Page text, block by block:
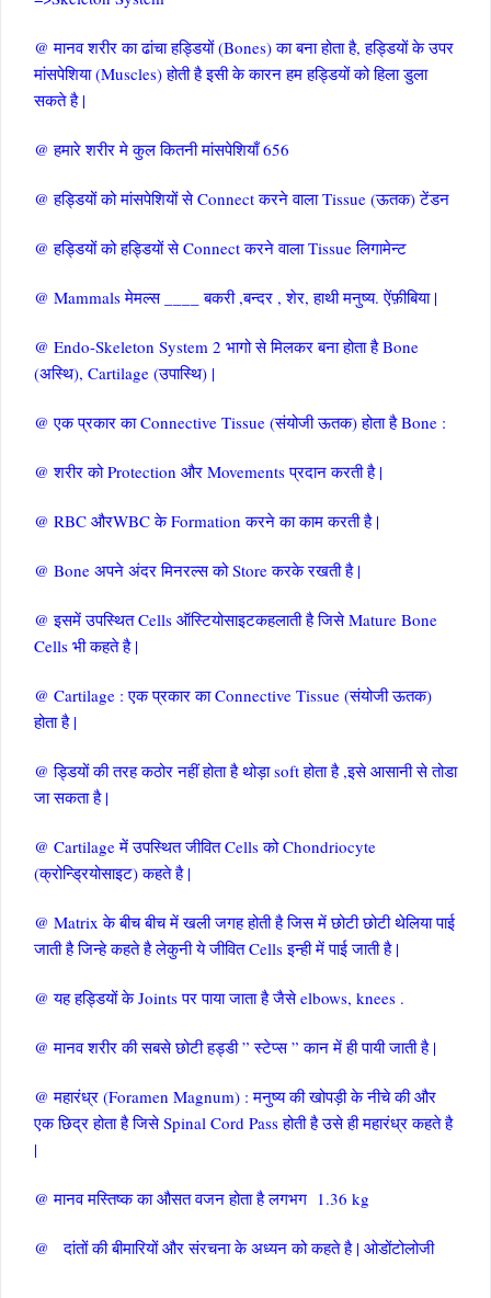
@ मानव शरीर का ढांचा हड्डियों (Bones) का बना होता है, हड्डियों के उपर
मांसपेशिया (Muscles) होती है इसी के कारन हम हड्डियों को हिला डुला
सकते है |
@ हमारे शरीर मे कुल कितनी मांसपेशियाँ 656
@ हड्डियों को मांसपेशियों से Connect करने वाला Tissue (ऊतक) टेंडन
@ हड्डियों को हड्डियों से Connect करने वाला Tissue लिगामेन्ट
@ Mammals मेमल्स ____ बकरी ,बन्दर , शेर, हाथी मनुष्य. ऐंफ़ीबिया |
@ Endo-Skeleton System 2 भागो से मिलकर बना होता है Bone
(अस्थि), Cartilage (उपास्थि) |
@ एक प्रकार का Connective Tissue (संयोजी ऊतक) होता है Bone :
@ शरीर को Protection और Movements प्रदान करती है |
@ RBC औरWBC के Formation करने का काम करती है |
@ Bone अपने अंदर मिनरल्स को Store करके रखती है |
@ इसमें उपस्थित Cells ऑस्टियोसाइटकहलाती है जिसे Mature Bone
Cells भी कहते है |
@ Cartilage : एक प्रकार का Connective Tissue (संयोजी ऊतक)
होता है |
@ ड्डियों की तरह कठोर नहीं होता है थोड़ा soft होता है ,इसे आसानी से तोडा
जा सकता है |
@ Cartilage में उपस्थित जीवित Cells को Chondriocyte
(क्रोन्ड्रियोसाइट) कहते है |
@ Matrix के बीच बीच में खली जगह होती है जिस में छोटी छोटी थेलिया पाई
जाती है जिन्हे कहते है लेकुनी ये जीवित Cells इन्ही में पाई जाती है |
@ यह हड्डियों के Joints पर पाया जाता है जैसे elbows, knees .
@ मानव शरीर की सबसे छोटी हड्डी ” स्टेप्स ” कान में ही पायी जाती है |
@ महारंध्र (Foramen Magnum) : मनुष्य की खोपड़ी के नीचे की और
एक छिद्र होता है जिसे Spinal Cord Pass होती है उसे ही महारंध्र कहते है
|
@ मानव मस्तिष्क का औसत वजन होता है लगभग 1.36 kg
@ दांतों की बीमारियों और संरचना के अध्यन को कहते है | ओडोंटोलोजी